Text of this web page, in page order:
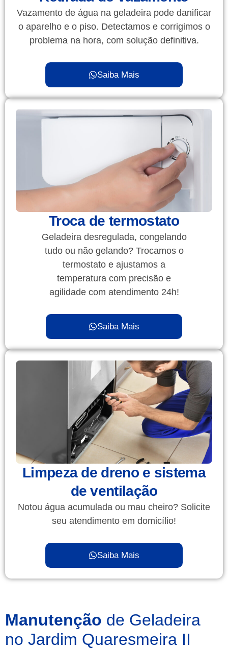
Vazamento de água na geladeira pode danificar
o aparelho e o piso. Detectamos e corrigimos o
problema na hora, com solução definitiva.
Saiba Mais
Troca de termostato
Geladeira desregulada, congelando
tudo ou não gelando? Trocamos o
termostato e ajustamos a
temperatura com precisão e
agilidade com atendimento 24h!
Saiba Mais
Limpeza de dreno e sistema
de ventilação
Notou água acumulada ou mau cheiro? Solicite
seu atendimento em domicílio!
Saiba Mais
Manutenção de Geladeira
no Jardim Quaresmeira II